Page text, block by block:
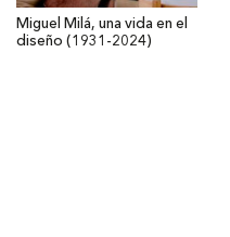
Miguel Milá, una vida en el
diseño (1931-2024)